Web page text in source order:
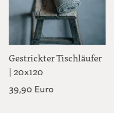
Gestrickter Tischläufer
| 20x120
39,90 Euro